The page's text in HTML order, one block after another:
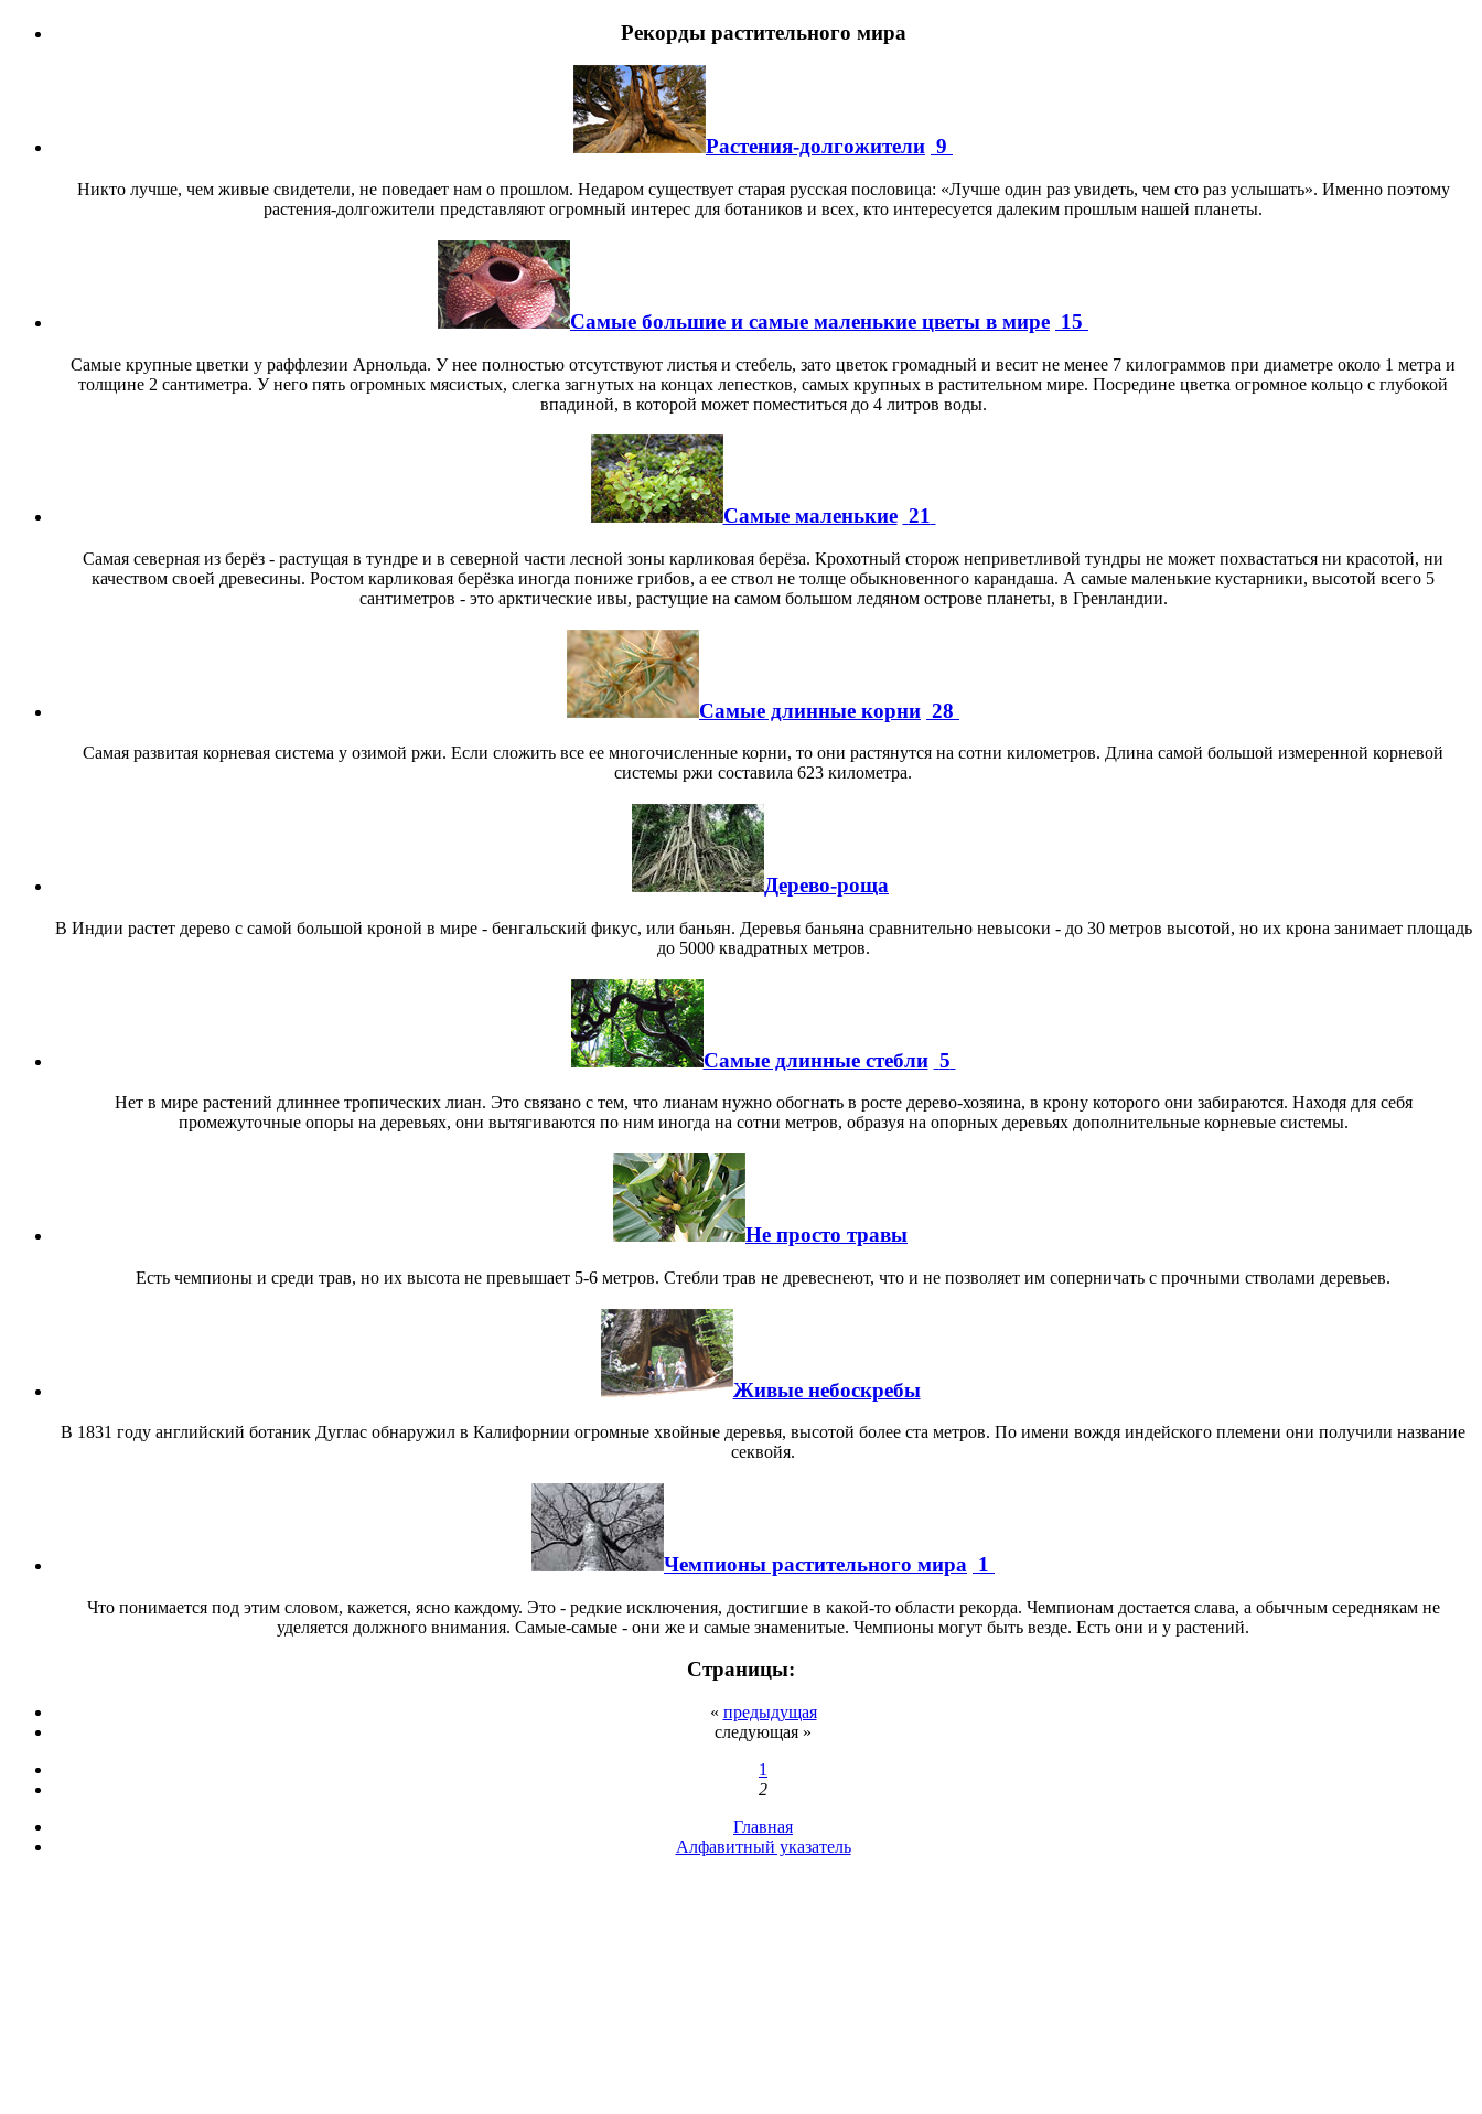
Рекорды растительного мира
Растения-долгожители 9
Никто лучше, чем живые свидетели, не поведает нам о прошлом. Недаром существует старая русская пословица: «Лучше один раз увидеть, чем сто раз услышать». Именно поэтому
растения-долгожители представляют огромный интерес для ботаников и всех, кто интересуется далеким прошлым нашей планеты.
Самые большие и самые маленькие цветы в мире 15
Самые крупные цветки у раффлезии Арнольда. У нее полностью отсутствуют листья и стебель, зато цветок громадный и весит не менее 7 килограммов при диаметре около 1 метра и
толщине 2 сантиметра. У него пять огромных мясистых, слегка загнутых на концах лепестков, самых крупных в растительном мире. Посредине цветка огромное кольцо с глубокой
впадиной, в которой может поместиться до 4 литров воды.
Самые маленькие 21
Самая северная из берёз - растущая в тундре и в северной части лесной зоны карликовая берёза. Крохотный сторож неприветливой тундры не может похвастаться ни красотой, ни
качеством своей древесины. Ростом карликовая берёзка иногда пониже грибов, а ее ствол не толще обыкновенного карандаша. А самые маленькие кустарники, высотой всего 5
сантиметров - это арктические ивы, растущие на самом большом ледяном острове планеты, в Гренландии.
Самые длинные корни 28
Самая развитая корневая система у озимой ржи. Если сложить все ее многочисленные корни, то они растянутся на сотни километров. Длина самой большой измеренной корневой
системы ржи составила 623 километра.
Дерево-роща
В Индии растет дерево с самой большой кроной в мире - бенгальский фикус, или баньян. Деревья баньяна сравнительно невысоки - до 30 метров высотой, но их крона занимает площадь
до 5000 квадратных метров.
Самые длинные стебли 5
Нет в мире растений длиннее тропических лиан. Это связано с тем, что лианам нужно обогнать в росте дерево-хозяина, в крону которого они забираются. Находя для себя
промежуточные опоры на деревьях, они вытягиваются по ним иногда на сотни метров, образуя на опорных деревьях дополнительные корневые системы.
Не просто травы
Есть чемпионы и среди трав, но их высота не превышает 5-6 метров. Стебли трав не древеснеют, что и не позволяет им соперничать с прочными стволами деревьев.
Живые небоскребы
В 1831 году английский ботаник Дуглас обнаружил в Калифорнии огромные хвойные деревья, высотой более ста метров. По имени вождя индейского племени они получили название
секвойя.
Чемпионы растительного мира 1
Что понимается под этим словом, кажется, ясно каждому. Это - редкие исключения, достигшие в какой-то области рекорда. Чемпионам достается слава, а обычным середнякам не
уделяется должного внимания. Самые-самые - они же и самые знаменитые. Чемпионы могут быть везде. Есть они и у растений.
Страницы:
« предыдущая
следующая »
1
2
Главная
Алфавитный указатель